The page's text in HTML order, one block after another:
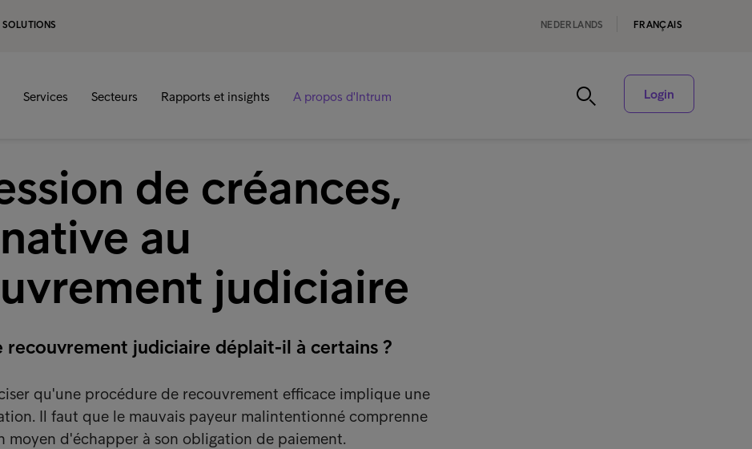
SOLUTIONS NEDERLANDS FRANÇAIS
Services Secteurs Rapports et insights A propos d'Intrum Login
de créances,
au
judiciaire
recouvrement judiciaire déplait-il à certains ?
qu'une procédure de recouvrement efficace implique une
Il faut que le mauvais payeur malintentionné comprenne
moyen d'échapper à son obligation de paiement.